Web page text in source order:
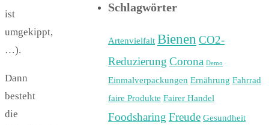
ist
umgekippt,
…).
Dann
besteht
die
Schlagwörter
Artenvielfalt Bienen CO2-
Reduzierung Corona Demo
Einmalverpackungen Ernährung Fahrrad
faire Produkte Fairer Handel
Foodsharing Freude Gesundheit